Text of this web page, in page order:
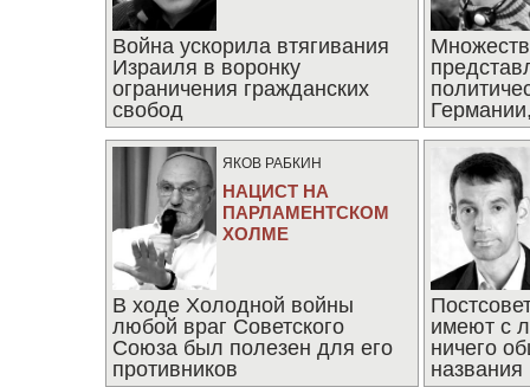
Война ускорила втягивания
Израиля в воронку
ограничения гражданских
свобод
ЯКОВ РАБКИН
НАЦИСТ НА
ПАРЛАМЕНТСКОМ
ХОЛМЕ
В ходе Холодной войны
любой враг Советского
Союза был полезен для его
противников
имеют с
ничего
названия